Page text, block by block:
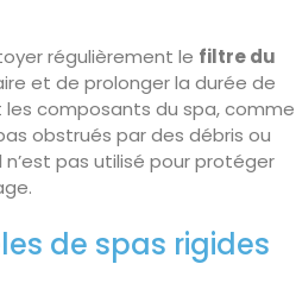
régulièrement le filtre du
et de prolonger la durée de
composants du spa, comme
obstrués par des débris ou
n’est pas utilisé pour protéger
de spas rigides